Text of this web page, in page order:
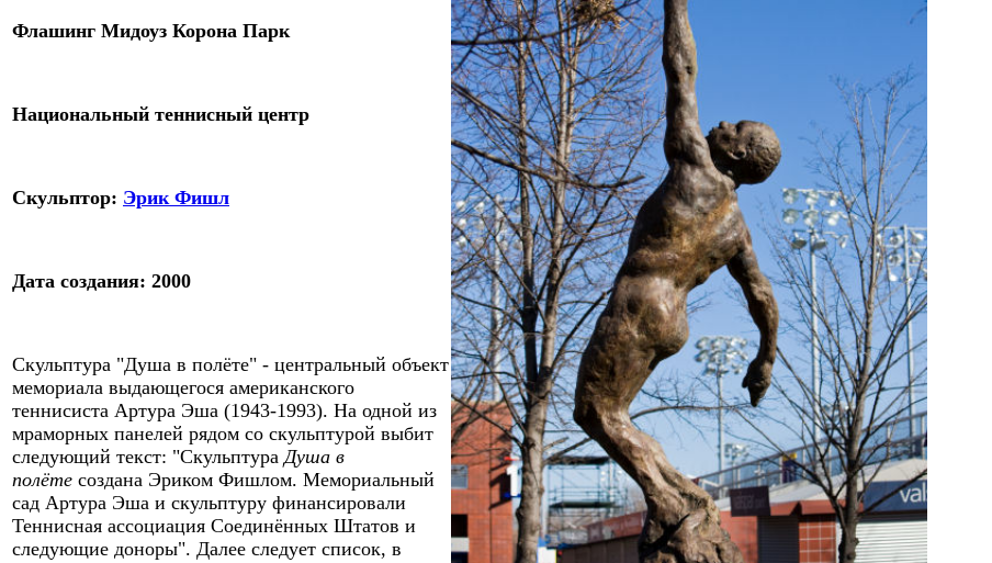
Флашинг Мидоуз Корона Парк
Национальный теннисный центр
Скульптор: Эрик Фишл
Дата создания: 2000
Скульптура "Душа в полёте" - центральный объект
мемориала выдающегося американского
теннисиста Артура Эша (1943-1993). На одной из
мраморных панелей рядом со скульптурой выбит
следующий текст: "СкульптураДуша в
полёте создана Эриком Фишлом. Мемориальный
сад Артура Эша и скульптуру финансировали
Теннисная ассоциация Соединённых Штатов и
следующие доноры". Далее следует список, в